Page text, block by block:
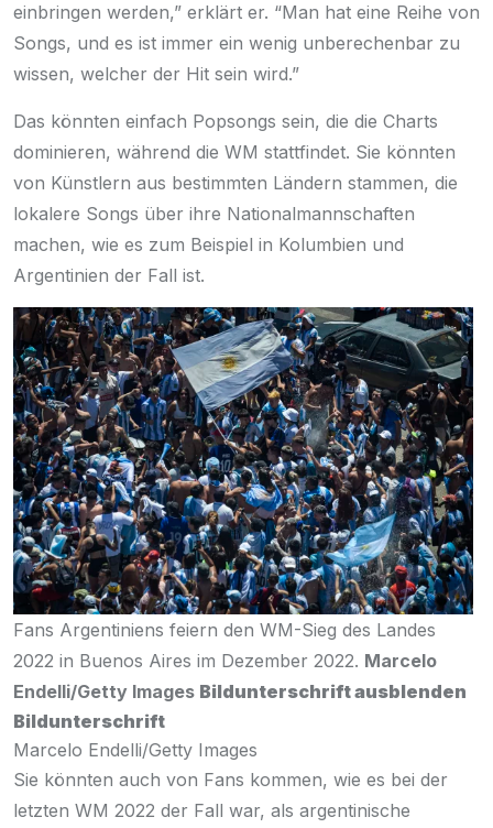
einbringen werden,” erklärt er. “Man hat eine Reihe von
Songs, und es ist immer ein wenig unberechenbar zu
wissen, welcher der Hit sein wird.”
Das könnten einfach Popsongs sein, die die Charts
dominieren, während die WM stattfindet. Sie könnten
von Künstlern aus bestimmten Ländern stammen, die
lokalere Songs über ihre Nationalmannschaften
machen, wie es zum Beispiel in Kolumbien und
Argentinien der Fall ist.
Fans Argentiniens feiern den WM-Sieg des Landes
2022 in Buenos Aires im Dezember 2022. Marcelo
Endelli/Getty Images Bildunterschrift ausblenden
Bildunterschrift
Marcelo Endelli/Getty Images
Sie könnten auch von Fans kommen, wie es bei der
letzten WM 2022 der Fall war, als argentinische